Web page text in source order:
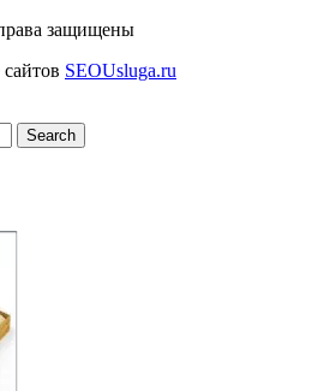
защищены
SEOUsluga.ru
Search